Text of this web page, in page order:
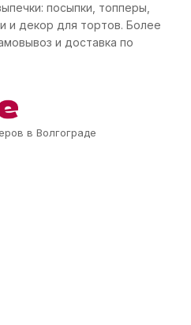
посыпки, топперы,
и декор для тортов. Более
и доставка по
в Волгограде